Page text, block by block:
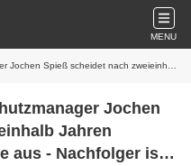
MENU
Jahren Tätigkeit bei der Gemeinde aus - Nachfolger ist Jan Speth
Jochen
Jahren
aus - Nachfolger ist